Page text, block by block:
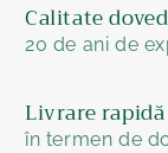
Calitate
20 de ani de
Livrare rapidă
în termen de